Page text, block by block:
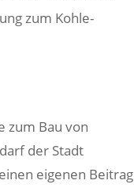
zum Kohle-
zum Bau von
der Stadt
eigenen Beitrag